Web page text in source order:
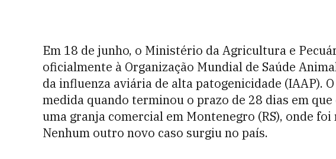
Em 18 de junho, o Ministério da Agricultura e
oficialmente à Organização Mundial de Saúde
da influenza aviária de alta patogenicidade (IAAP).
medida quando terminou o prazo de 28 dias em
uma granja comercial em Montenegro (RS), onde
Nenhum outro novo caso surgiu no país.